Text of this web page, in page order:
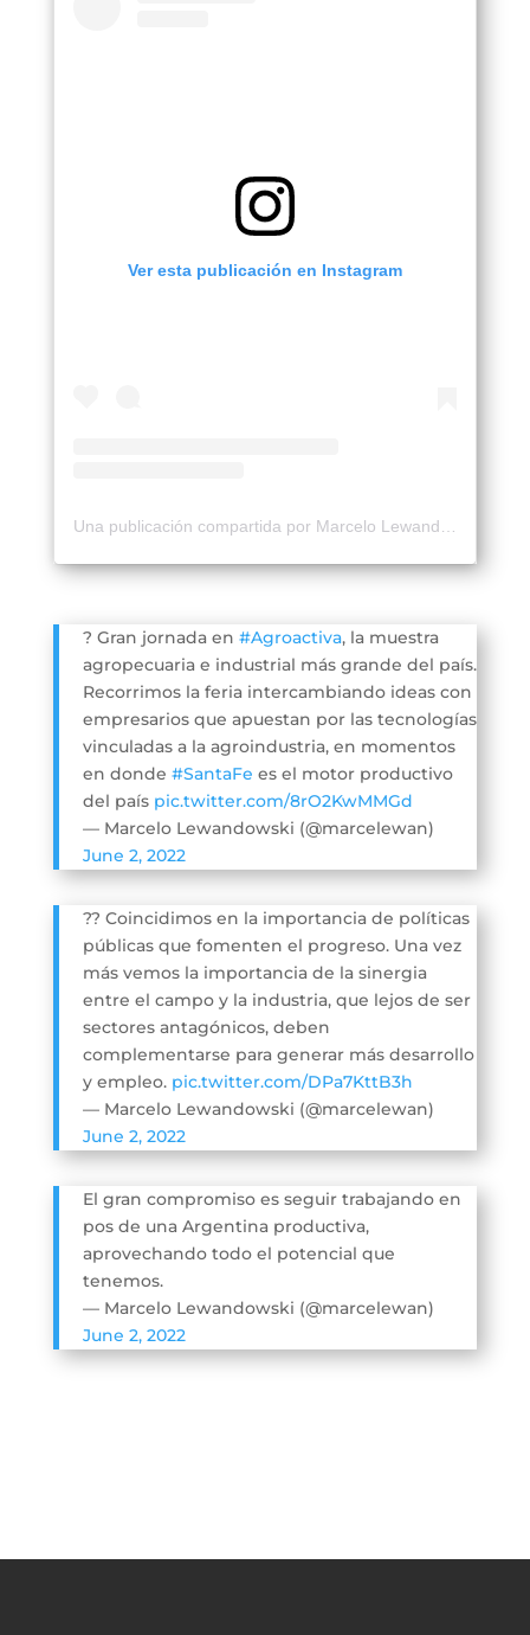
Ver esta publicación en Instagram
? Gran jornada en #Agroactiva, la muestra
agropecuaria e industrial más grande del país.
Recorrimos la feria intercambiando ideas con
empresarios que apuestan por las tecnologías
vinculadas a la agroindustria, en momentos
en donde #SantaFe es el motor productivo
del país pic.twitter.com/8rO2KwMMGd
— Marcelo Lewandowski (@marcelewan)
June 2, 2022
?? Coincidimos en la importancia de políticas
públicas que fomenten el progreso. Una vez
más vemos la importancia de la sinergia
entre el campo y la industria, que lejos de ser
sectores antagónicos, deben
complementarse para generar más desarrollo
y empleo. pic.twitter.com/DPa7KttB3h
— Marcelo Lewandowski (@marcelewan)
June 2, 2022
El gran compromiso es seguir trabajando en
pos de una Argentina productiva,
aprovechando todo el potencial que
tenemos.
— Marcelo Lewandowski (@marcelewan)
June 2, 2022